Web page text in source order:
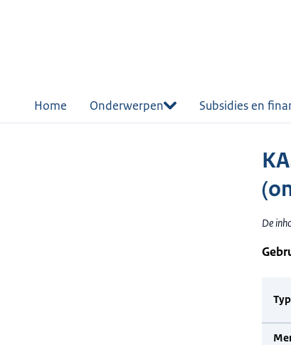
Home Onderwerpen Subsidies en
De